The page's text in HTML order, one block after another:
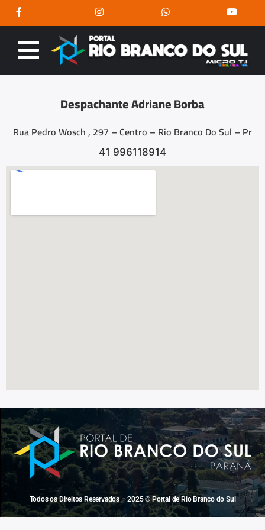
Despachante Adriane Borba
Rua Pedro Wosch , 297 – Centro – Rio Branco Do Sul – Pr
41 996118914
Todos os Direitos Reservados – 2025 © Portal de Rio Branco do Sul